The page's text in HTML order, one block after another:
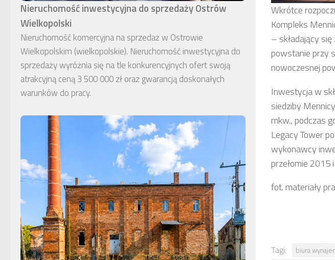
Wkrótce
Kompleks
– składający
powstanie przy
nowoczesnej
Inwestycja w
siedziby
mkw., podczas
Legacy Tower
wykonawcy
przełomie
fot. materiały
Tagi: biura
Nieruchomość inwestycyjna do sprzedaży Ostrów
Wielkopolski
Nieruchomość komercyjna na sprzedaż w Ostrowie
Wielkopolskim (wielkopolskie). Nieruchomość inwestycyjna do
sprzedaży wyróżnia się na tle konkurencyjnych ofert swoją
atrakcyjną ceną 3 500 000 zł oraz gwarancją doskonałych
warunków do pracy.